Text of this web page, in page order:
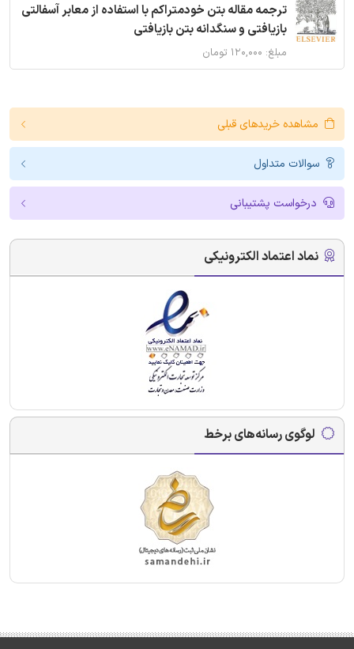
ترجمه مقاله بتن خودمتراکم با استفاده از معابر آسفالتی
بازیافتی و سنگدانه بتن بازیافتی
مبلغ: ۱۲۰,۰۰۰ تومان
مشاهده خریدهای قبلی
سوالات متداول
درخواست پشتیبانی
نماد اعتماد الکترونیکی
لوگوی رسانه‌های برخط